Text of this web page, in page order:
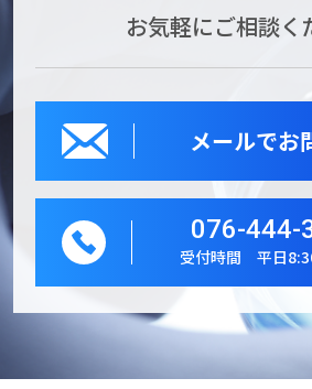
お気軽にご相談く
メールでお
076-444-
受付時間 平日